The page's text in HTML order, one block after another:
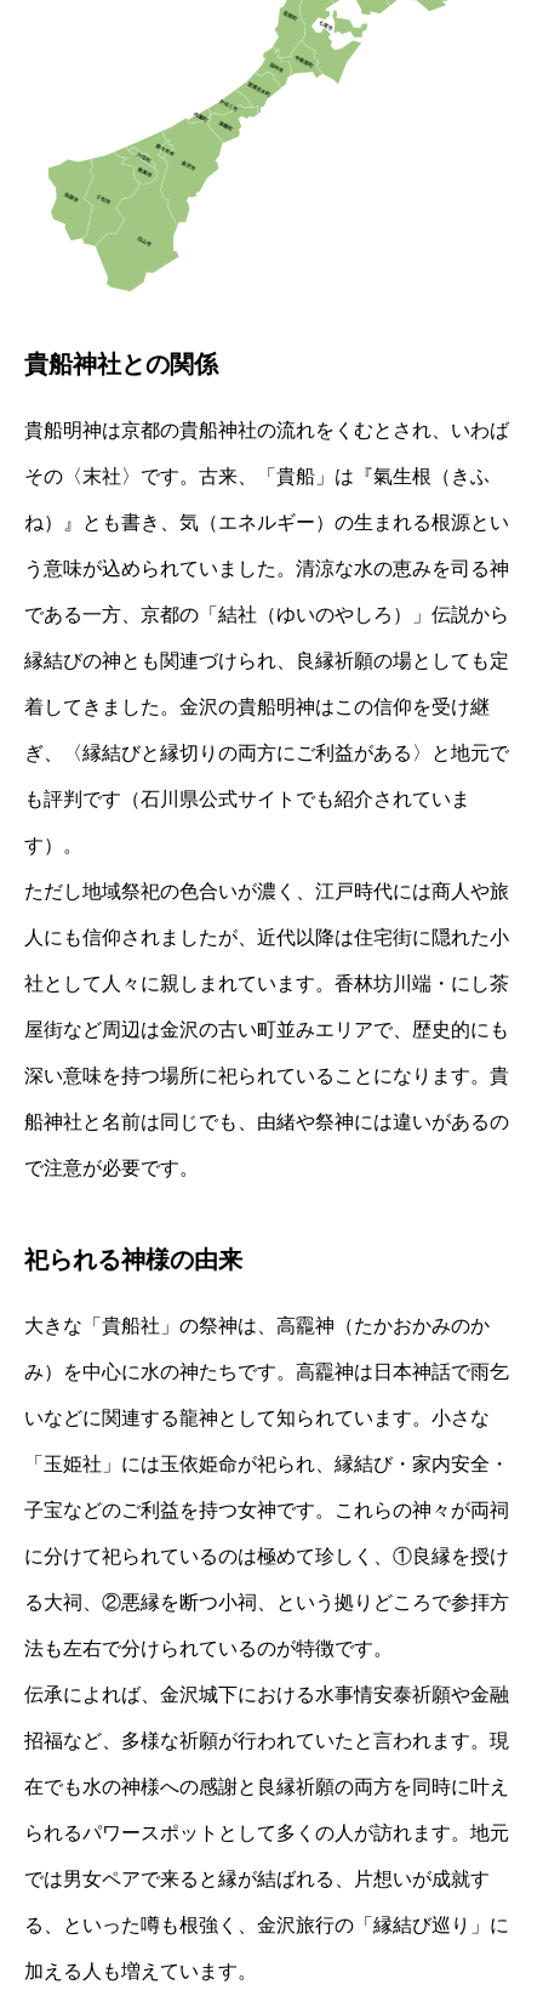
貴船神社との関係
貴船明神は京都の貴船神社の流れをくむとされ、いわば
その〈末社〉です。古来、「貴船」は『氣生根（きふ
ね）』とも書き、気（エネルギー）の生まれる根源とい
う意味が込められていました。清涼な水の恵みを司る神
である一方、京都の「結社（ゆいのやしろ）」伝説から
縁結びの神とも関連づけられ、良縁祈願の場としても定
着してきました。金沢の貴船明神はこの信仰を受け継
ぎ、〈縁結びと縁切りの両方にご利益がある〉と地元で
も評判です（石川県公式サイトでも紹介されていま
す）。
ただし地域祭祀の色合いが濃く、江戸時代には商人や旅
人にも信仰されましたが、近代以降は住宅街に隠れた小
社として人々に親しまれています。香林坊川端・にし茶
屋街など周辺は金沢の古い町並みエリアで、歴史的にも
深い意味を持つ場所に祀られていることになります。貴
船神社と名前は同じでも、由緒や祭神には違いがあるの
で注意が必要です。
祀られる神様の由来
大きな「貴船社」の祭神は、高龗神（たかおかみのか
み）を中心に水の神たちです。高龗神は日本神話で雨乞
いなどに関連する龍神として知られています。小さな
「玉姫社」には玉依姫命が祀られ、縁結び・家内安全・
子宝などのご利益を持つ女神です。これらの神々が両祠
に分けて祀られているのは極めて珍しく、①良縁を授け
る大祠、②悪縁を断つ小祠、という拠りどころで参拝方
法も左右で分けられているのが特徴です。
伝承によれば、金沢城下における水事情安泰祈願や金融
招福など、多様な祈願が行われていたと言われます。現
在でも水の神様への感謝と良縁祈願の両方を同時に叶え
られるパワースポットとして多くの人が訪れます。地元
では男女ペアで来ると縁が結ばれる、片想いが成就す
る、といった噂も根強く、金沢旅行の「縁結び巡り」に
加える人も増えています。